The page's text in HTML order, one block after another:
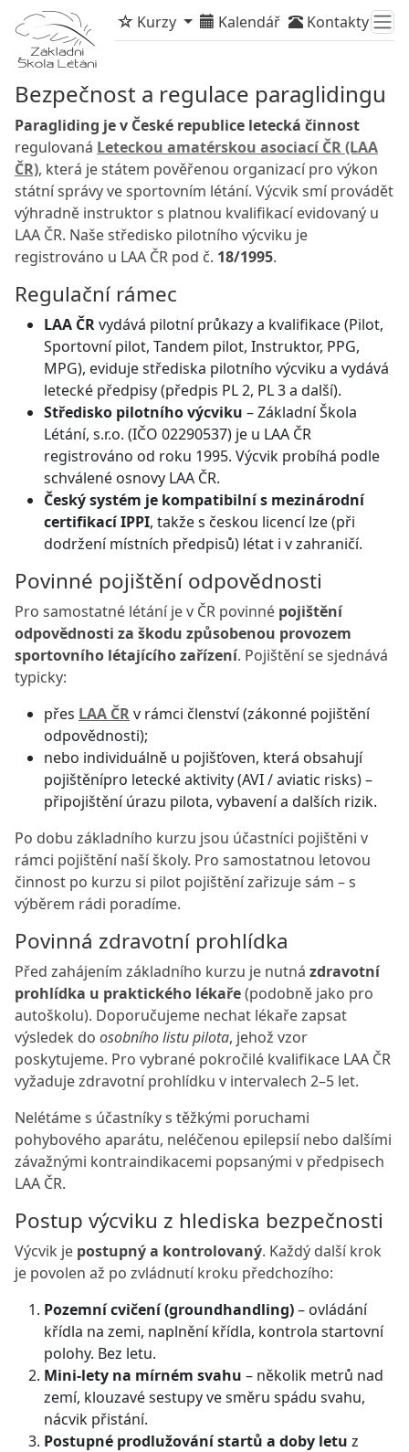
Kurzy Kalendář Kontakty
Bezpečnost a regulace paraglidingu
Paragliding je v České republice letecká činnost
regulovaná Leteckou amatérskou asociací ČR (LAA
ČR), která je státem pověřenou organizací pro výkon
státní správy ve sportovním létání. Výcvik smí provádět
výhradně instruktor s platnou kvalifikací evidovaný u
LAA ČR. Naše středisko pilotního výcviku je
registrováno u LAA ČR pod č. 18/1995.
Regulační rámec
LAA ČRvydává pilotní průkazy a kvalifikace (Pilot,
Sportovní pilot, Tandem pilot, Instruktor, PPG,
MPG), eviduje střediska pilotního výcviku a vydává
letecké předpisy (předpis PL 2, PL 3 a další).
Středisko pilotního výcviku – Základní Škola
Létání, s.r.o. (IČO 02290537) je u LAA ČR
registrováno od roku 1995. Výcvik probíhá podle
schválené osnovy LAA ČR.
Český systém je kompatibilní s mezinárodní
certifikací IPPI, takže s českou licencí lze (při
dodržení místních předpisů) létat i v zahraničí.
Povinné pojištění odpovědnosti
Pro samostatné létání je v ČR povinné pojištění
odpovědnosti za škodu způsobenou provozem
sportovního létajícího zařízení. Pojištění se sjednává
typicky:
přes LAA ČRv rámci členství (zákonné pojištění
odpovědnosti);
nebo individuálně u pojišťoven, která obsahují
pojištěnípro letecké aktivity (AVI / aviatic risks) –
připojištění úrazu pilota, vybavení a dalších rizik.
Po dobu základního kurzu jsou účastníci pojištěni v
rámci pojištění naší školy. Pro samostatnou letovou
činnost po kurzu si pilot pojištění zařizuje sám – s
výběrem rádi poradíme.
Povinná zdravotní prohlídka
Před zahájením základního kurzu je nutná zdravotní
prohlídka u praktického lékaře(podobně jako pro
autoškolu). Doporučujeme nechat lékaře zapsat
výsledek do osobního listu pilota, jehož vzor
poskytujeme. Pro vybrané pokročilé kvalifikace LAA ČR
vyžaduje zdravotní prohlídku v intervalech 2–5 let.
Nelétáme s účastníky s těžkými poruchami
pohybového aparátu, neléčenou epilepsií nebo dalšími
závažnými kontraindikacemi popsanými v předpisech
LAA ČR.
Postup výcviku z hlediska bezpečnosti
Výcvik je postupný a kontrolovaný. Každý další krok
je povolen až po zvládnutí kroku předchozího:
Pozemní cvičení (groundhandling)– ovládání
křídla na zemi, naplnění křídla, kontrola startovní
polohy. Bez letu.
Mini-lety na mírném svahu – několik metrů nad
zemí, klouzavé sestupy ve směru spádu svahu,
nácvik přistání.
Postupné prodlužování startů a doby letu z